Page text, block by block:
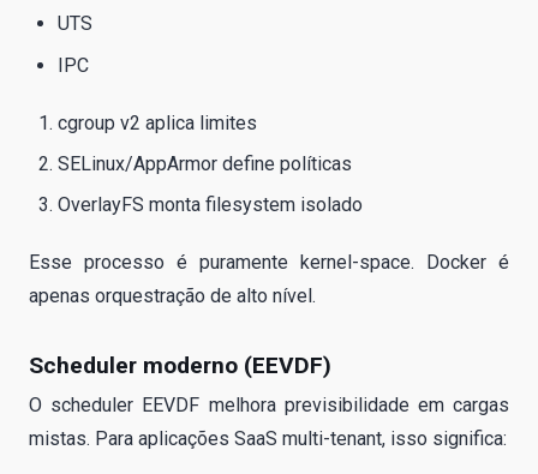
UTS
IPC
cgroup v2 aplica limites
SELinux/AppArmor define políticas
OverlayFS monta filesystem isolado
Esse processo é puramente kernel-space. Docker é
apenas orquestração de alto nível.
Scheduler moderno (EEVDF)
O scheduler EEVDF melhora previsibilidade em cargas
mistas. Para aplicações SaaS multi-tenant, isso significa: